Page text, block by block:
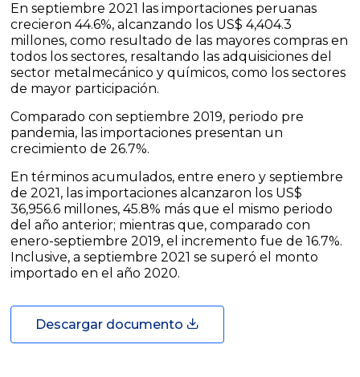
En septiembre 2021 las importaciones peruanas
crecieron 44.6%, alcanzando los US$ 4,404.3
millones, como resultado de las mayores compras en
todos los sectores, resaltando las adquisiciones del
sector metalmecánico y químicos, como los sectores
de mayor participación.
Comparado con septiembre 2019, periodo pre
pandemia, las importaciones presentan un
crecimiento de 26.7%.
En términos acumulados, entre enero y septiembre
de 2021, las importaciones alcanzaron los US$
36,956.6 millones, 45.8% más que el mismo periodo
del año anterior; mientras que, comparado con
enero-septiembre 2019, el incremento fue de 16.7%.
Inclusive, a septiembre 2021 se superó el monto
importado en el año 2020.
Descargar documento